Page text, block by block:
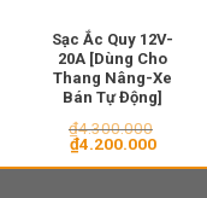
Sạc Ắc Quy 12V-
20A [Dùng Cho
Thang Nâng-Xe
Bán Tự Động]
₫4.300.000
Giá
gốc
là:
₫4.200.000Giá
tại